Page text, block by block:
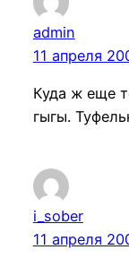
admin
11 апреля
Куда ж еще
гыгы.
i_sober
11 апреля